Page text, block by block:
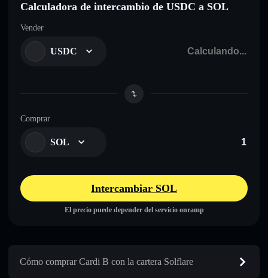
Calculadora de intercambio de USDC a SOL
Vender
USDC
Comprar
SOL
Intercambiar SOL
El precio puede depender del servicio onramp
Cómo comprar Cardi B con la cartera Solflare